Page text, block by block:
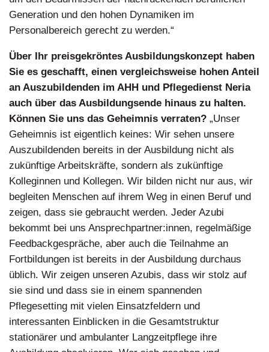
Generation und den hohen Dynamiken im
Personalbereich gerecht zu werden.“
Über Ihr preisgekröntes Ausbildungskonzept haben
Sie es geschafft, einen vergleichsweise hohen Anteil
an Auszubildenden im AHH und Pflegedienst Neria
auch über das Ausbildungsende hinaus zu halten.
Können Sie uns das Geheimnis verraten? „Unser
Geheimnis ist eigentlich keines: Wir sehen unsere
Auszubildenden bereits in der Ausbildung nicht als
zukünftige Arbeitskräfte, sondern als zukünftige
Kolleginnen und Kollegen. Wir bilden nicht nur aus, wir
begleiten Menschen auf ihrem Weg in einen Beruf und
zeigen, dass sie gebraucht werden. Jeder Azubi
bekommt bei uns Ansprechpartner:innen, regelmäßige
Feedbackgespräche, aber auch die Teilnahme an
Fortbildungen ist bereits in der Ausbildung durchaus
üblich. Wir zeigen unseren Azubis, dass wir stolz auf
sie sind und dass sie in einem spannenden
Pflegesetting mit vielen Einsatzfeldern und
interessanten Einblicken in die Gesamtstruktur
stationärer und ambulanter Langzeitpflege ihre